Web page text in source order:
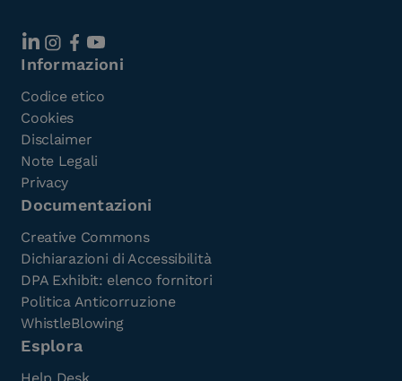
Informazioni
Codice etico
Cookies
Disclaimer
Note Legali
Privacy
Documentazioni
Creative Commons
Dichiarazioni di Accessibilità
DPA Exhibit: elenco fornitori
Politica Anticorruzione
WhistleBlowing
Esplora